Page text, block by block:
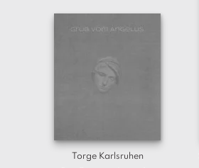
Torge Karlsruhen